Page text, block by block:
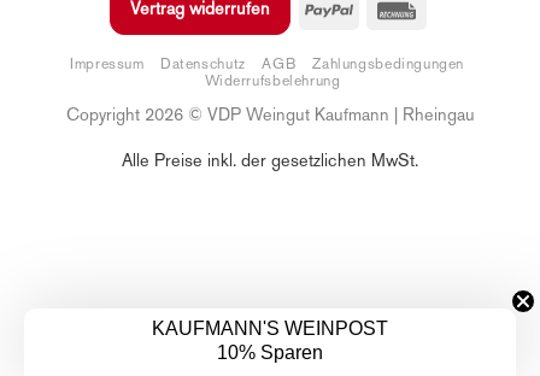
Vertrag widerrufen PayPal
Impressum Datenschutz AGB
Zahlungsbedingungen
Widerrufsbelehrung
Copyright 2026 © VDP Weingut Kaufmann | Rheingau
Alle Preise inkl. der gesetzlichen MwSt.
KAUFMANN'S WEINPOST
10% Sparen